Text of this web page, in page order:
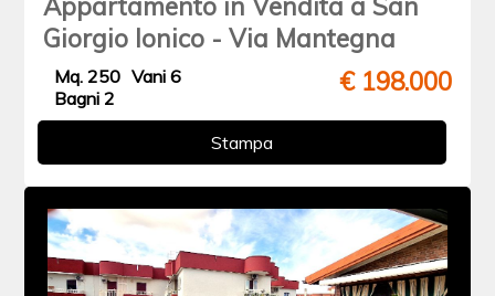
Giorgio Ionico - Via Mantegna
€ 198.000
Mq. 250 Vani 6
Bagni 2
Stampa